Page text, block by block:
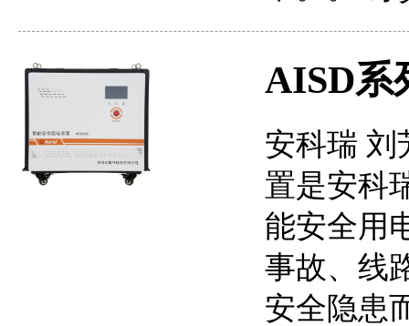
AISD系
安科瑞 刘
置是安科
能安全用
事故、线
安全隐患